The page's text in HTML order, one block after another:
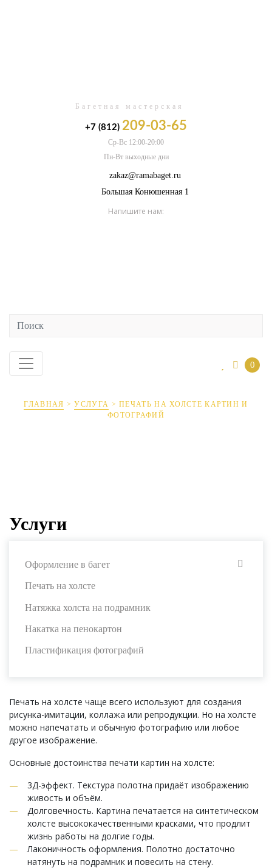
Багетная мастерская
+7 (812) 209-03-65
Ср-Вс 12:00-20:00
Пн-Вт выходные дни
zakaz@ramabaget.ru
Большая Конюшенная 1
Напишите нам:
0
ГЛАВНАЯ >УСЛУГА >ПЕЧАТЬ НА ХОЛСТЕ КАРТИН И
ФОТОГРАФИЙ
Услуги
Оформление в багет
Печать на холсте
Натяжка холста на подрамник
Накатка на пенокартон
Пластификация фотографий
Печать на холсте чаще всего используют для создания
рисунка-имитации, коллажа или репродукции. Но на холсте
можно напечатать и обычную фотографию или любое
другое изображение.
Основные достоинства печати картин на холсте:
3Д-эффект. Текстура полотна придаёт изображению
живость и объём.
Долговечность. Картина печатается на синтетическом
холсте высококачественными красками, что продлит
жизнь работы на долгие годы.
Лаконичность оформления. Полотно достаточно
натянуть на подрамник и повесить на стену.